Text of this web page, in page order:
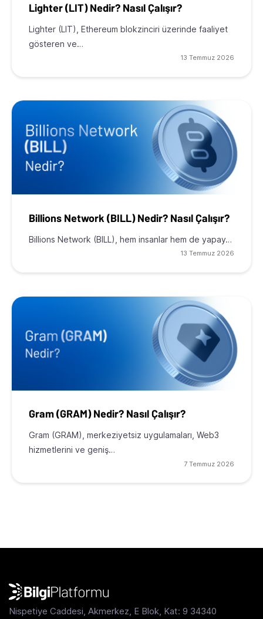
Lighter (LIT) Nedir? Nasıl Çalışır?
Lighter (LIT), Ethereum blokzinciri üzerinde faaliyet
gösteren ve…
13 Temmuz 2026
Billions Network (BILL) Nedir? Nasıl Çalışır?
Billions Network (BILL), hem insanlar hem de yapay…
13 Temmuz 2026
Gram (GRAM) Nedir? Nasıl Çalışır?
Gram (GRAM), merkeziyetsiz uygulamaları, Web3
hizmetlerini ve geniş…
7 Temmuz 2026
Nispetiye Caddesi, Akmerkez, E Blok, Kat: 9 34340